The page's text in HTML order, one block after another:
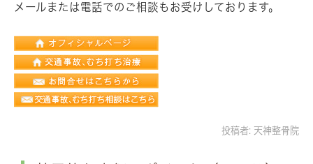
メールまたは電話でのご相談もお受けしております。
投稿者: 天神整骨院